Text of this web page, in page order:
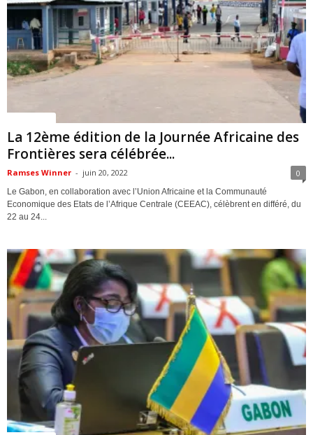
La 12ème édition de la Journée Africaine des
Frontières sera célébrée...
Ramses Winner - juin 20, 2022 0
Le Gabon, en collaboration avec l’Union Africaine et la Communauté
Economique des Etats de l’Afrique Centrale (CEEAC), célèbrent en différé, du
22 au 24...